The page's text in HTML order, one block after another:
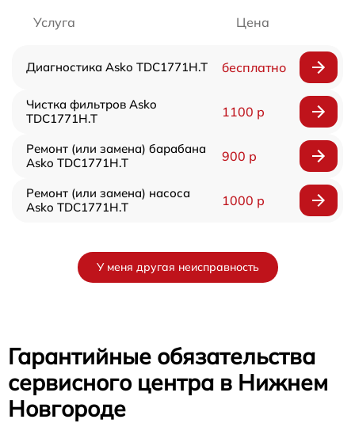
Услуга Цена
Диагностика Asko TDC1771H.T бесплатно
Чистка фильтров Asko
TDC1771H.T
1100 р
Ремонт (или замена) барабана
Asko TDC1771H.T
900 р
Ремонт (или замена) насоса
Asko TDC1771H.T
1000 р
У меня другая неисправность
Гарантийные обязательства
сервисного центра в Нижнем
Новгороде